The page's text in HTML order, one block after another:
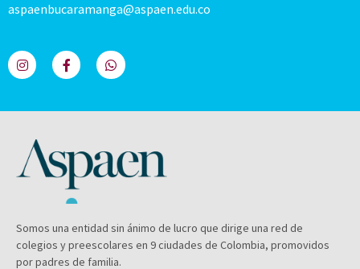
aspaenbucaramanga@aspaen.edu.co
Somos una entidad sin ánimo de lucro que dirige una red de
colegios y preescolares en 9 ciudades de Colombia, promovidos
por padres de familia.